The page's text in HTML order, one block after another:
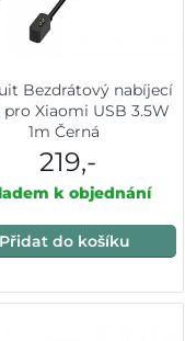
Bezdrátový nabíjecí
pro Xiaomi USB 3.5W
1m Černá
219,-
k objednání
Přidat do košíku